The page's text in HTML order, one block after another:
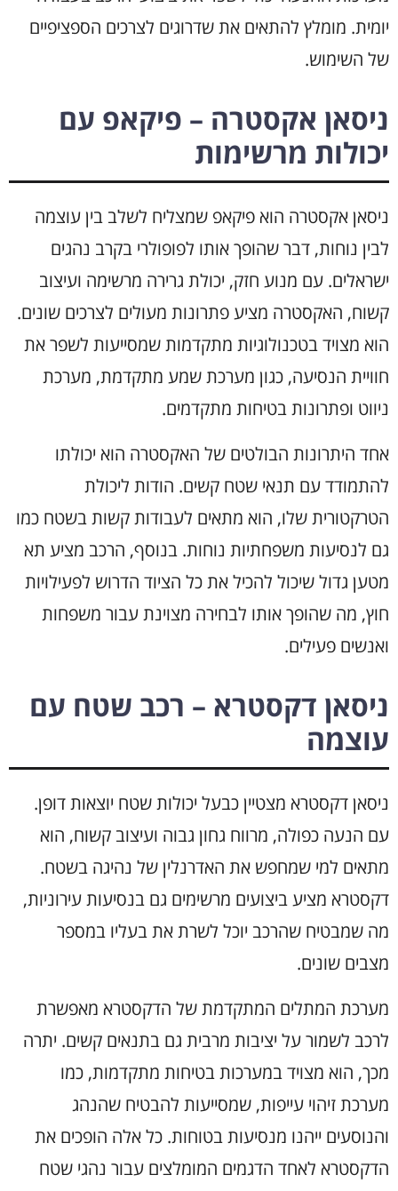
יומית. מומלץ להתאים את שדרוגים לצרכים הספציפיים
של השימוש.
ניסאן אקסטרה – פיקאפ עם
יכולות מרשימות
ניסאן אקסטרה הוא פיקאפ שמצליח לשלב בין עוצמה
לבין נוחות, דבר שהופך אותו לפופולרי בקרב נהגים
ישראלים. עם מנוע חזק, יכולת גרירה מרשימה ועיצוב
קשוח, האקסטרה מציע פתרונות מעולים לצרכים שונים.
הוא מצויד בטכנולוגיות מתקדמות שמסייעות לשפר את
חוויית הנסיעה, כגון מערכת שמע מתקדמת, מערכת
ניווט ופתרונות בטיחות מתקדמים.
אחד היתרונות הבולטים של האקסטרה הוא יכולתו
להתמודד עם תנאי שטח קשים. הודות ליכולת
הטרקטורית שלו, הוא מתאים לעבודות קשות בשטח כמו
גם לנסיעות משפחתיות נוחות. בנוסף, הרכב מציע תא
מטען גדול שיכול להכיל את כל הציוד הדרוש לפעילויות
חוץ, מה שהופך אותו לבחירה מצוינת עבור משפחות
ואנשים פעילים.
ניסאן דקסטרא – רכב שטח עם
עוצמה
ניסאן דקסטרא מצטיין כבעל יכולות שטח יוצאות דופן.
עם הנעה כפולה, מרווח גחון גבוה ועיצוב קשוח, הוא
מתאים למי שמחפש את האדרנלין של נהיגה בשטח.
דקסטרא מציע ביצועים מרשימים גם בנסיעות עירוניות,
מה שמבטיח שהרכב יוכל לשרת את בעליו במספר
מצבים שונים.
מערכת המתלים המתקדמת של הדקסטרא מאפשרת
לרכב לשמור על יציבות מרבית גם בתנאים קשים. יתרה
מכך, הוא מצויד במערכות בטיחות מתקדמות, כמו
מערכת זיהוי עייפות, שמסייעות להבטיח שהנהג
והנוסעים ייהנו מנסיעות בטוחות. כל אלה הופכים את
הדקסטרא לאחד הדגמים המומלצים עבור נהגי שטח